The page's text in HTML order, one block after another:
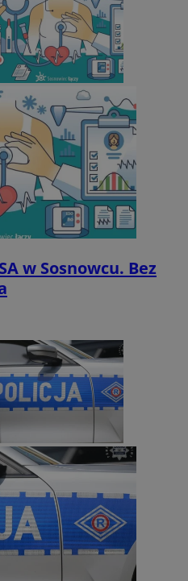
w Sosnowcu. Bez